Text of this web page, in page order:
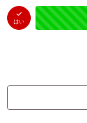
はい
はい
（0件）
未投票